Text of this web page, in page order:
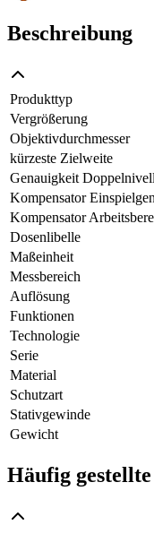
Beschreibung
Produkttyp
Vergrößerung
Objektivdurchmesser
kürzeste Zielweite
Genauigkeit
Kompensator
Kompensator
Dosenlibelle
Maßeinheit
Messbereich
Auflösung
Funktionen
Technologie
Serie
Material
Schutzart
Stativgewinde
Gewicht
Häufig